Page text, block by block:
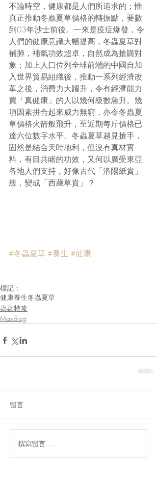
不論時空，健康都是人們所追求的；惟
真正推動冬蟲夏草價格的轉振點，要數
到03年沙士前後。一來是疫症爆發，令
人們的健康意識大幅提高，冬蟲夏草對
補肺，補氣功效超卓，自然成為搶購對
象；加上人口位列全球前端的中國自加
入世界貿易組織後，推動一系列經濟改
革之後，消費力大躍升，令有經濟能力
買「真健康」的人以幾何級數急升。幾
項因素拼合起來威力無窮，亦令冬蟲夏
草價格火箭般飛升，至近期每斤價格已
達六位數字水平。冬蟲夏草越見搶手，
固然是結合天時地利，但沒有真材實
料，有目共睹的功效，又何以廣受東亞
各地人們支持，好像古代「洛陽紙貴」
般，變成「西藏草貴」？
#冬蟲夏草 #養生 #健康
標記：
健康養生冬蟲夏草
蟲蟲特攻
MaxBlog
留言
撰寫留言......